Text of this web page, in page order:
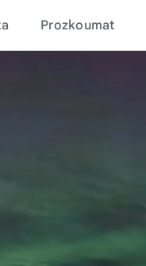
Prozkoumat